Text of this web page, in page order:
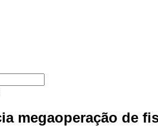
megaoperação de